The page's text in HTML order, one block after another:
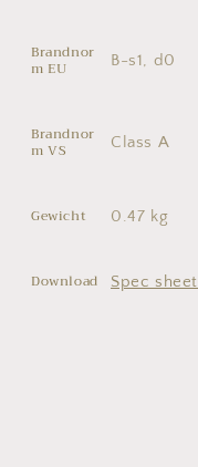
Brandnor
m EU B-s1, d0
Brandnor
m VS Class A
Gewicht 0.47 kg
Download Spec sheet